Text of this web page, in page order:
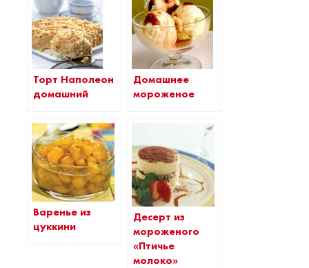
Торт Наполеон
домашний
Домашнее
мороженое
Варенье из
цуккини
Десерт из
мороженого
«Птичье
молоко»